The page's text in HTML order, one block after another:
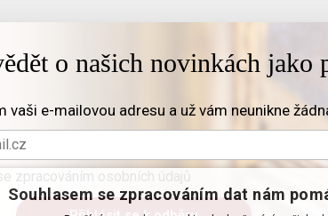
o našich novinkách jako
vaši e-mailovou adresu a už vám neunikne
zpracováním osobních údajů
Souhlasem se zpracováním dat nám